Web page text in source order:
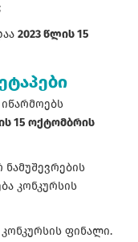
2023 წლის 15
იწარმოებს
15 ოქტომბრის
ნამუშევრების
კონკურსის
ფინალი.